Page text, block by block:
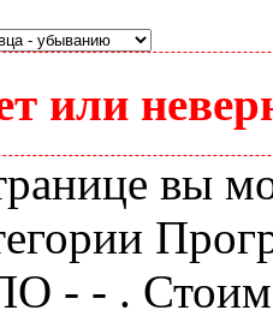
или
вы
- - .